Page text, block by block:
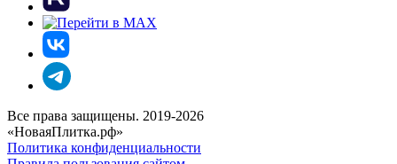
Все права защищены. 2019-2026
«НоваяПлитка.рф»
Политика конфиденциальности